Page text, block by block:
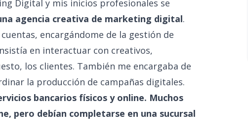
Digital y mis inicios profesionales se
agencia creativa de marketing digital.
encargándome de la gestión de
en interactuar con creativos,
los clientes. También me encargaba de
la producción de campañas digitales.
bancarios físicos y online. Muchos
pero debían completarse en una sucursal